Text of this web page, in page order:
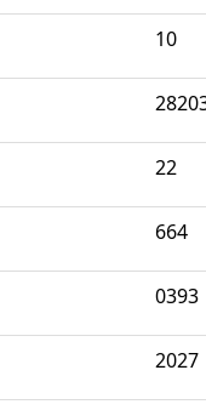
10
22
664
0393
2027